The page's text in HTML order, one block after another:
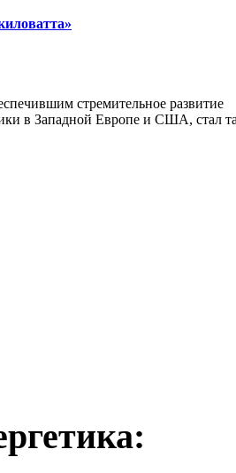
стремительное развитие
в Западной Европе и США, стал